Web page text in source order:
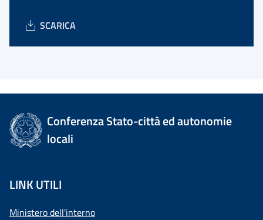
SCARICA
Conferenza Stato-città ed autonomie
locali
LINK UTILI
Ministero dell'interno